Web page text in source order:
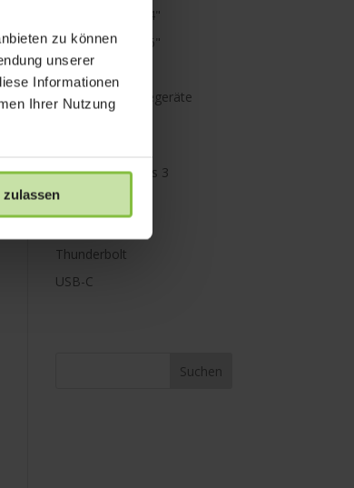
zu können
unserer
Informationen
Ihrer Nutzung
zulassen
MacBook Pro 14"
MacBook Pro 16"
Mini Displayport
Netzteile & Ladegeräte
PowerBank
Promise Pegasus 3
Schutz
Thunderbolt
USB-C